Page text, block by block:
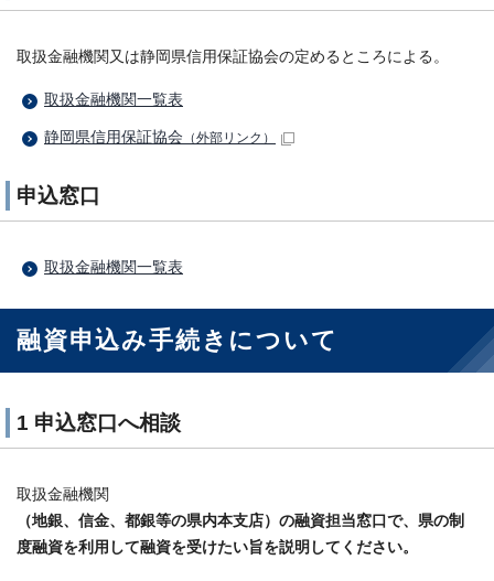
取扱金融機関又は静岡県信用保証協会の定めるところによる。
取扱金融機関一覧表
静岡県信用保証協会 （外部リンク）
申込窓口
取扱金融機関一覧表
融資申込み手続きについて
1 申込窓口へ相談
取扱金融機関
（地銀、信金、都銀等の県内本支店）の融資担当窓口で、県の制
度融資を利用して融資を受けたい旨を説明してください。